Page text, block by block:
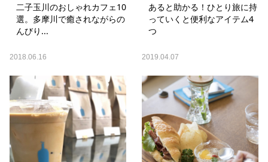
二子玉川のおしゃれカフェ10
選。多摩川で癒されながらの
んびり...
2018.06.16
あると助かる！ひとり旅に持
っていくと便利なアイテム4
つ
2019.04.07